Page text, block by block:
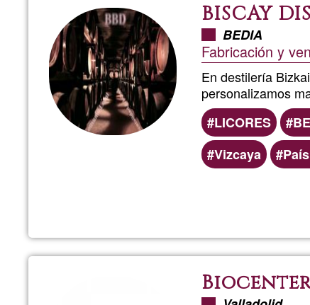
BISCAY
BEDIA
Fabricación y
En destilería
personalizamos
LICORES
Vizcaya